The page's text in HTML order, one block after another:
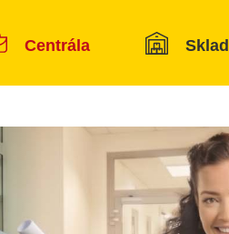
Centrála Sklad